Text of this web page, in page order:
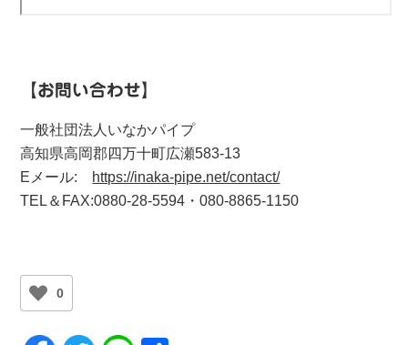
【お問い合わせ】
一般社団法人いなかパイプ
高知県高岡郡四万十町広瀬583-13
Eメール: https://inaka-pipe.net/contact/
TEL＆FAX:0880-28-5594・080-8865-1150
0